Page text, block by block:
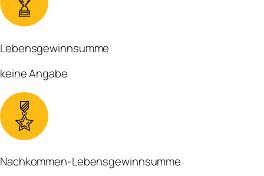
Lebensgewinnsumme
keine Angabe
Nachkommen-Lebensgewinnsumme